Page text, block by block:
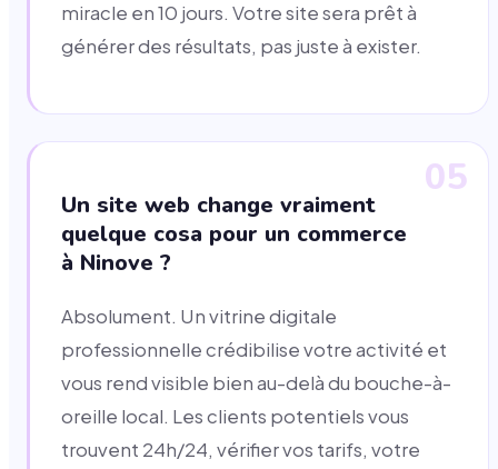
miracle en 10 jours. Votre site sera prêt à
générer des résultats, pas juste à exister.
05
Un site web change vraiment
quelque cosa pour un commerce
à Ninove ?
Absolument. Un vitrine digitale
professionnelle crédibilise votre activité et
vous rend visible bien au-delà du bouche-à-
oreille local. Les clients potentiels vous
trouvent 24h/24, vérifier vos tarifs, votre